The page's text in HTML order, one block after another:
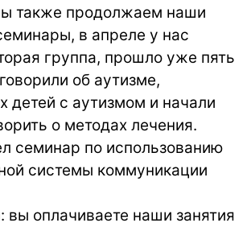
также продолжаем наши
в апреле у нас
группа, прошло уже пять
об аутизме,
детей с аутизмом и начали
о методах лечения.
семинар по использованию
системы коммуникации
вы оплачиваете наши занятия